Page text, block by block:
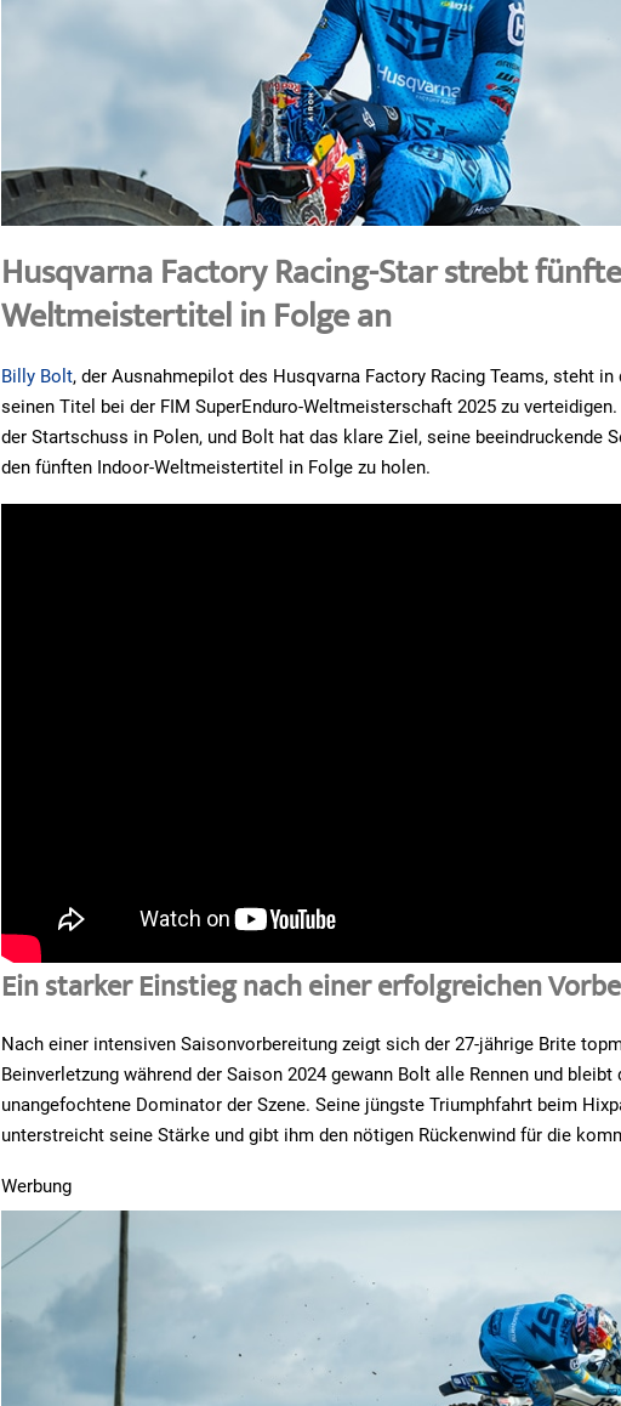
Husqvarna Factory Racing-Star strebt
Weltmeistertitel in Folge an
Billy Bolt, der Ausnahmepilot des Husqvarna Factory Racing Teams, steht
seinen Titel bei der FIM SuperEnduro-Weltmeisterschaft 2025 zu
der Startschuss in Polen, und Bolt hat das klare Ziel, seine beeindruckende
den fünften Indoor-Weltmeistertitel in Folge zu holen.
Ein starker Einstieg nach einer erfolgreichen
Nach einer intensiven Saisonvorbereitung zeigt sich der 27-jährige Brite
Beinverletzung während der Saison 2024 gewann Bolt alle Rennen und bleibt
unangefochtene Dominator der Szene. Seine jüngste Triumphfahrt beim
unterstreicht seine Stärke und gibt ihm den nötigen Rückenwind für die
Werbung